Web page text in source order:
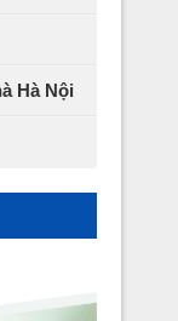
Hà Nội